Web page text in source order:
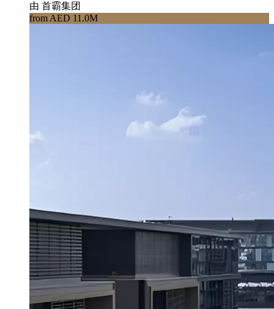
由 首霸集团
from AED 11.0M